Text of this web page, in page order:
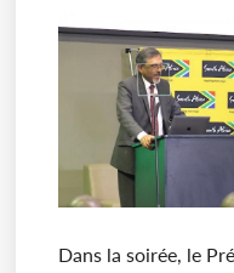
Dans la soirée, le